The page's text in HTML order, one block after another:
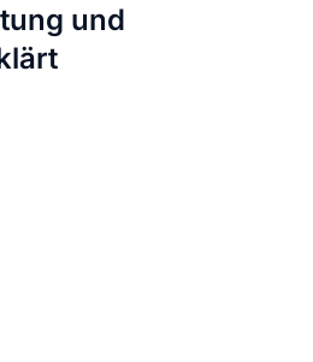
und